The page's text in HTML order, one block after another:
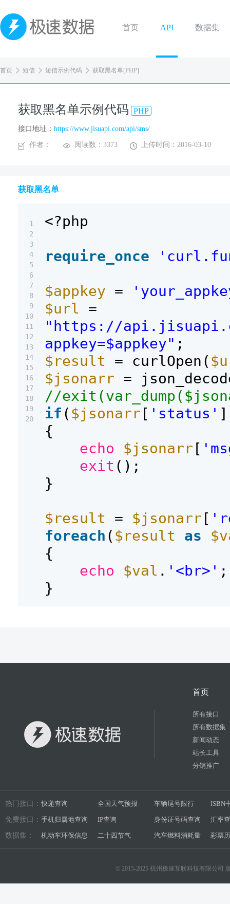
首页 API 数据集
首页 短信 短信示例代码 获取黑名单[PHP]
获取黑名单示例代码 PHP
接口地址： https://www.jisuapi.com/api/sms/
作者： 阅读数：3373 上传时间：2016-03-10
获取黑名单
1
2
3
4
5
6
7
8
9
10
11
12
13
14
15
16
17
18
19
20
<?php
require_once
$appkey =
$url
=
"https://
appkey=$appkey" ;
$result
= curlOpen(
$jsonarr =
//
if ( $jsonarr [ 'status'
{
echo
$jsonarr [
exit ();
}
$result = $jsonarr [
foreach ( $result as
{
echo
$val . '<br>' ;
}
首页
所有接口
所有数据集
新闻动态
站长工具
分销推广
热门接口： 快递查询 全国天气预报 车辆尾号限行 ISBN
免费接口： 手机归属地查询 IP查询 身份证号码查询 汇率
数据集： 机动车环保信息 二十四节气 汽车燃料消耗量 彩票
© 2015-2025 杭州极速互联科技有限公司